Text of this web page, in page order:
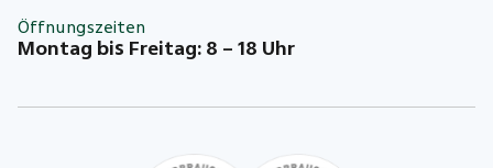
Öffnungszeiten
Montag bis Freitag: 8 – 18 Uhr